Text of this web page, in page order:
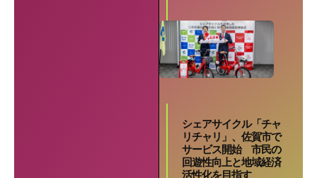
シェアサイクル「チャ
リチャリ」、佐賀市で
サービス開始 市民の
回遊性向上と地域経済
活性化を目指す